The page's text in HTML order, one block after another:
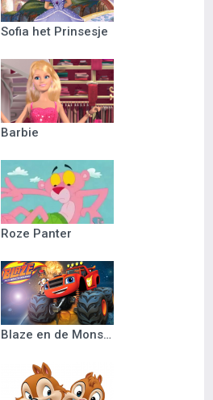
Sofia het Prinsesje
Barbie
Roze Panter
Blaze en de Monsterwielen